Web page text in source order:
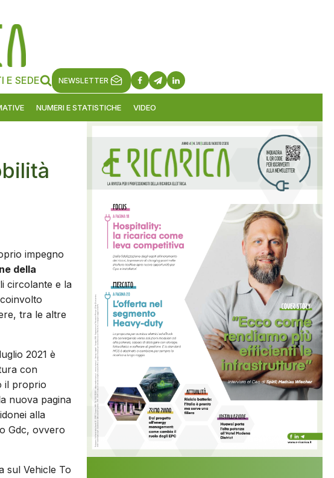
E SEDE NEWSLETTER
NUMERI E STATISTICHE VIDEO
impegno
della
circolante e la
tra le altre
2021 è
con
il proprio
nuova pagina
alla
Gdc, ovvero
sul Vehicle To